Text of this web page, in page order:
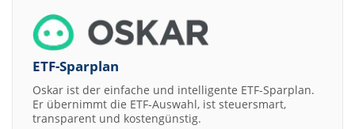
ETF-Sparplan
Oskar ist der einfache und intelligente ETF-Sparplan.
Er übernimmt die ETF-Auswahl, ist steuersmart,
transparent und kostengünstig.